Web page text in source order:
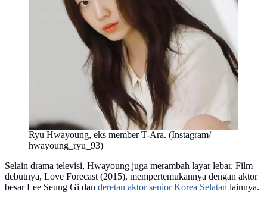
Ryu Hwayoung, eks member T-Ara. (Instagram/
hwayoung_ryu_93)
Selain drama televisi, Hwayoung juga merambah layar lebar. Film
debutnya, Love Forecast (2015), mempertemukannya dengan aktor
besar Lee Seung Gi dan deretan aktor senior Korea Selatan lainnya.